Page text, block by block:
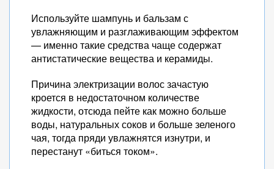
Используйте шампунь и бальзам с
увлажняющим и разглаживающим эффектом
— именно такие средства чаще содержат
антистатические вещества и керамиды.
Причина электризации волос зачастую
кроется в недостаточном количестве
жидкости, отсюда пейте как можно больше
воды, натуральных соков и больше зеленого
чая, тогда пряди увлажнятся изнутри, и
перестанут «биться током».